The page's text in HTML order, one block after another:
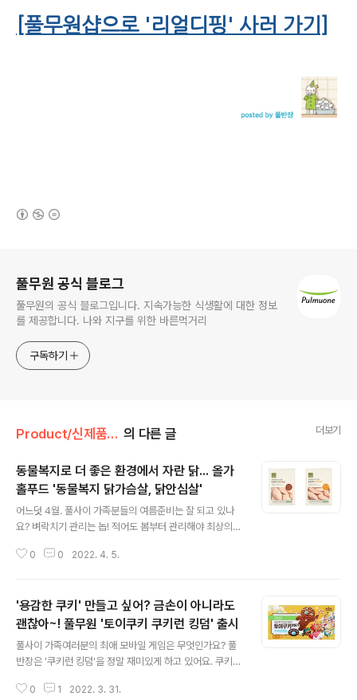
[풀무원샵으로 '리얼디핑' 사러 가기]
풀무원 공식 블로그
풀무원의 공식 블로그입니다. 지속가능한 식생활에 대한 정보
를 제공합니다. 나와 지구를 위한 바른먹거리
구독하기
Product/신제품 인사드려요! 의 다른 글 더보기
동물복지로 더 좋은 환경에서 자란 닭... 올가
홀푸드 '동물복지 닭가슴살, 닭안심살'
어느덧 4월. 풀사이 가족분들의 여름준비는 잘 되고 있나
요? 벼락치기 관리는 놉! 적어도 봄부터 관리해야 최상의
흘리는 사람들. 정말 대단하고 멋져보여요! 이제는 다들 잘
을 위해 많은 사람들로 부터 받는 대표적 식품인데요. 풀사
이 가족 여러분들은 옴짝달싹 할 수 없는 케이지에서 지내
는 닭과 넓은 계사를 자유롭게 뛰놀며 날갯짓 하는 닭 중 어
느 닭으로 만든 닭가슴살을 선택하시겠어요? 풀무원 계열
자랄 수 있는 동물복지 환경을 갖춘 농장에서 자란 닭만을
0 0 2022. 4. 5.
'용감한 쿠키' 만들고 싶어? 금손이 아니라도
괜찮아~! 풀무원 '토이쿠키 쿠키런 킹덤' 출시
풀사이 가족여러분의 최애 모바일 게임은 무엇인가요? 풀
반장은 '쿠키런 킹덤'을 정말 재미있게 하고 있어요. 쿠키런
매력적인 스토리와 나만의 성을 꾸미는 재미가 가득한 전
0 1 2022. 3. 31.